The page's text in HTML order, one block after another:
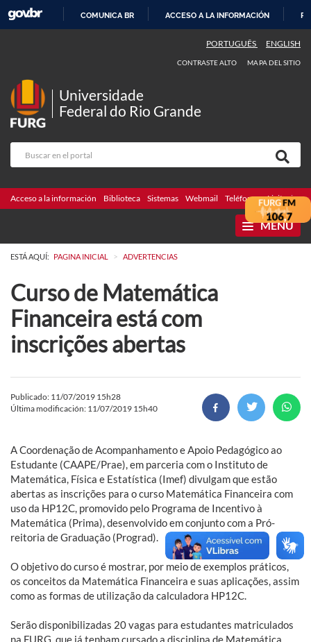
CONTENIDO
COMUNICA BR ACCESO A LA INFORMACIÓN
PORTUGUÊS ENGLISH
CONTRASTE ALTO MAPA DEL SITIO
Universidade
Federal do Rio Grande
Acceso a la información Biblioteca Sistemas Webmail Teléfonos Licitaciones
MENU
ESTÁ AQUÍ: PAGINA INICIAL > ADVERTENCIAS
Curso de Matemática
Financeira está com
inscrições abertas
Publicado: 11/07/2019 15h28
Última modificación: 11/07/2019 15h40
A Coordenação de Acompanhamento e Apoio Pedagógico ao
Estudante (CAAPE/Prae), em parceria com o Instituto de
Matemática, Física e Estatística (Imef) divulgam que estão
abertas as inscrições para o curso Matemática Financeira com
uso da HP12C, promovido pelo Programa de Incentivo à
Matemática (Prima), desenvolvido em conjunto com a Pró-
reitoria de Graduação (Prograd).
O objetivo do curso é mostrar, por meio de exemplos práticos,
os conceitos da Matemática Financeira e suas aplicações, assim
como as formas de utilização da calculadora HP12C.
Serão disponibilizadas 20 vagas para estudantes matriculados
na FURG, que já tenham cursado a disciplina de Matemática